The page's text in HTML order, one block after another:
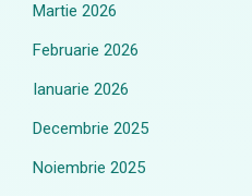
Martie 2026
Februarie 2026
Ianuarie 2026
Decembrie 2025
Noiembrie 2025